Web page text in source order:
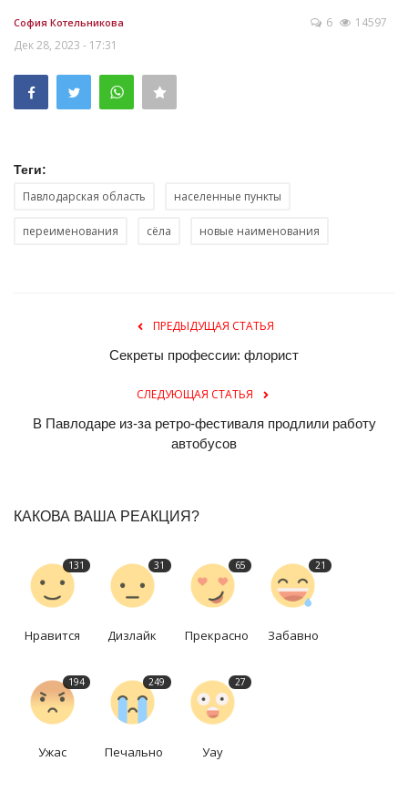
София Котельникова
Дек 28, 2023 - 17:31
6 14597
Теги:
Павлодарская область населенные пункты
переименования сёла новые наименования
ПРЕДЫДУЩАЯ СТАТЬЯ
Секреты профессии: флорист
СЛЕДУЮЩАЯ СТАТЬЯ
В Павлодаре из-за ретро-фестиваля продлили работу
автобусов
КАКОВА ВАША РЕАКЦИЯ?
131
Нравится
31
Дизлайк
65
Прекрасно
21
Забавно
194
Ужас
249
Печально
27
Уау